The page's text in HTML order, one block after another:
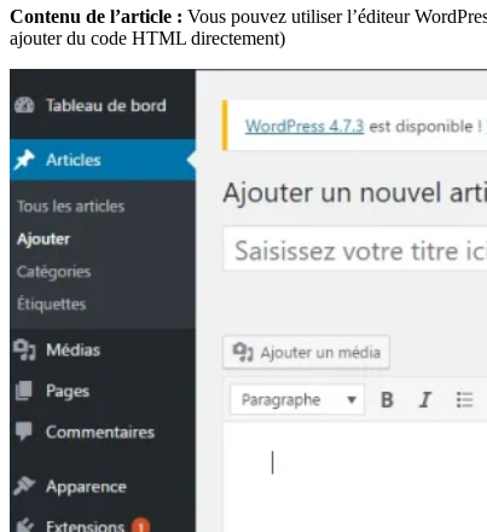
Contenu de l’article : Vous pouvez utiliser l’éditeur
ajouter du code HTML directement)